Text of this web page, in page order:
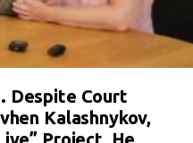
Despite Court
Kalashnykov,